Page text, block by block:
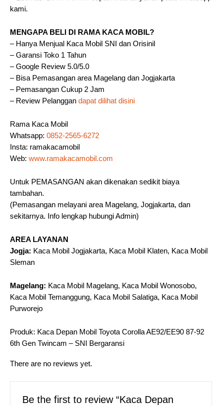
kami.
MENGAPA BELI DI RAMA KACA MOBIL?
– Hanya Menjual Kaca Mobil SNI dan Orisinil
– Garansi Toko 1 Tahun
– Google Review 5.0/5.0
– Bisa Pemasangan area Magelang dan Jogjakarta
– Pemasangan Cukup 2 Jam
– Review Pelanggan dapat dilihat disini
Rama Kaca Mobil
Whatsapp: 0852-2565-6272
Insta: ramakacamobil
Web: www.ramakacamobil.com
Untuk PEMASANGAN akan dikenakan sedikit biaya
tambahan.
(Pemasangan melayani area Magelang, Jogjakarta, dan
sekitarnya. Info lengkap hubungi Admin)
AREA LAYANAN
Jogja: Kaca Mobil Jogjakarta, Kaca Mobil Klaten, Kaca Mobil
Sleman
Magelang: Kaca Mobil Magelang, Kaca Mobil Wonosobo,
Kaca Mobil Temanggung, Kaca Mobil Salatiga, Kaca Mobil
Purworejo
Produk: Kaca Depan Mobil Toyota Corolla AE92/EE90 87-92
6th Gen Twincam – SNI Bergaransi
There are no reviews yet.
Be the first to review “Kaca Depan